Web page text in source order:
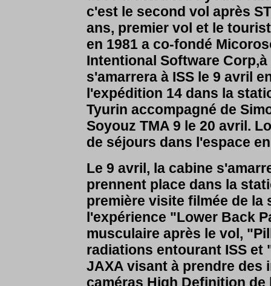
c'est le second vol après
ans, premier vol et le
en 1981 a co-fondé
Intentional Software
s'amarrera à ISS le 9 avril
l'expédition 14 dans la
Tyurin accompagné de
Soyouz TMA 9 le 20 avril.
de séjours dans l'espace
Le 9 avril, la cabine
prennent place dans la
première visite filmée de
l'expérience "Lower Back
musculaire après le vol,
radiations entourant ISS
JAXA visant à prendre des
caméras High Definition